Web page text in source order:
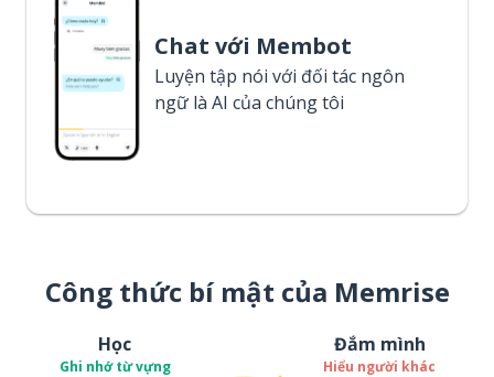
Chat với Membot
Luyện tập nói với đối tác ngôn
ngữ là AI của chúng tôi
Công thức bí mật của Memrise
Học
Ghi nhớ từ vựng
Đắm mình
Hiểu người khác